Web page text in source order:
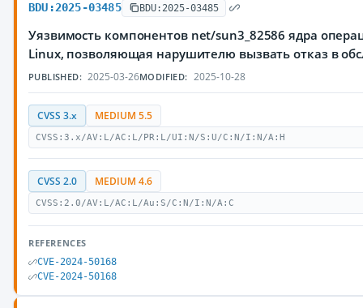
BDU:2025-03485 BDU:2025-03485
Уязвимость компонентов net/sun3_82586 ядра
Linux, позволяющая нарушителю вызвать отказ в
PUBLISHED: 2025-03-26MODIFIED: 2025-10-28
CVSS 3.x MEDIUM 5.5
CVSS:3.x/AV:L/AC:L/PR:L/UI:N/S:U/C:N/I:N/A:H
CVSS 2.0 MEDIUM 4.6
CVSS:2.0/AV:L/AC:L/Au:S/C:N/I:N/A:C
REFERENCES
CVE-2024-50168
CVE-2024-50168